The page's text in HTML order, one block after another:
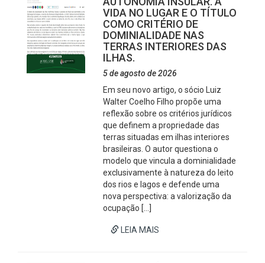
VIDA NO LUGAR E O TÍTULO
COMO CRITÉRIO DE
DOMINIALIDADE NAS
TERRAS INTERIORES DAS
ILHAS.
5 de agosto de 2026
Em seu novo artigo, o sócio Luiz
Walter Coelho Filho propõe uma
reflexão sobre os critérios jurídicos
que definem a propriedade das
terras situadas em ilhas interiores
brasileiras. O autor questiona o
modelo que vincula a dominialidade
exclusivamente à natureza do leito
dos rios e lagos e defende uma
nova perspectiva: a valorização da
ocupação […]
LEIA MAIS